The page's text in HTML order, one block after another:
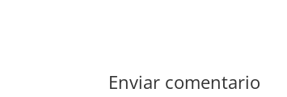
Enviar comentario